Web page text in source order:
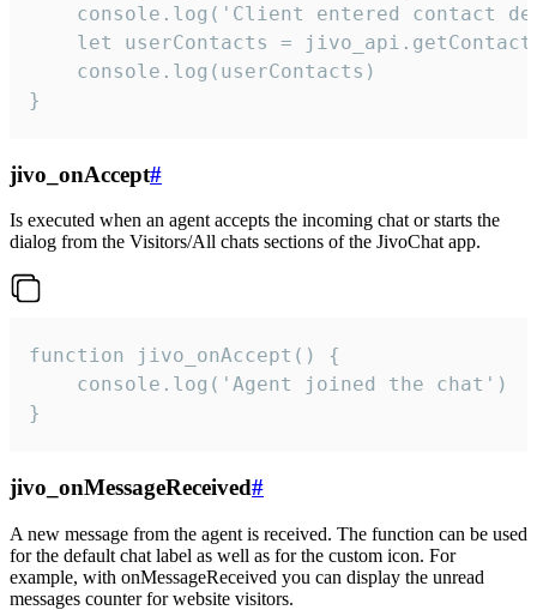
console.log('Client entered contact
let userContacts =
    console.log(userContacts)
}
jivo_onAccept#
Is executed when an agent accepts the incoming chat or starts the
dialog from the Visitors/All chats sections of the JivoChat app.
function jivo_onAccept() {
}
jivo_onMessageReceived#
A new message from the agent is received. The function can be used
for the default chat label as well as for the custom icon. For
example, with onMessageReceived you can display the unread
messages counter for website visitors.